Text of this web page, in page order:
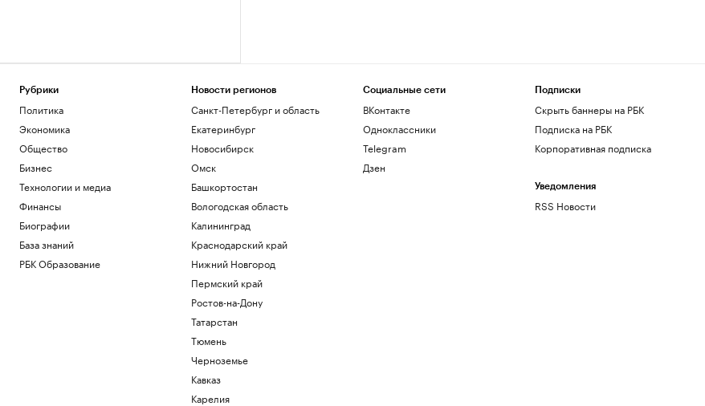
Рубрики
Политика
Экономика
Общество
Бизнес
Технологии и медиа
Финансы
Биографии
База знаний
РБК Образование
Новости регионов
Санкт-Петербург и область
Екатеринбург
Новосибирск
Омск
Башкортостан
Вологодская область
Калининград
Краснодарский край
Нижний Новгород
Пермский край
Ростов-на-Дону
Татарстан
Тюмень
Черноземье
Кавказ
Карелия
Социальные сети
ВКонтакте
Одноклассники
Telegram
Дзен
Подписки
Скрыть баннеры на РБК
Подписка на РБК
Корпоративная подписка
Уведомления
RSS Новости